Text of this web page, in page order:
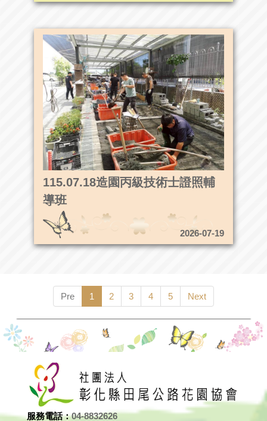
115.07.18造園丙級技術士證照輔
導班
2026-07-19
Pre 1 2 3 4 5 Next
服務電話：04-8832626